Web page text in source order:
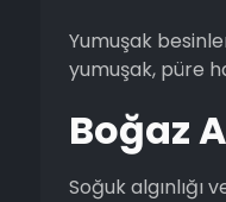
Yumuşak
yumuşak, püre
Boğaz
Soğuk algınlığı